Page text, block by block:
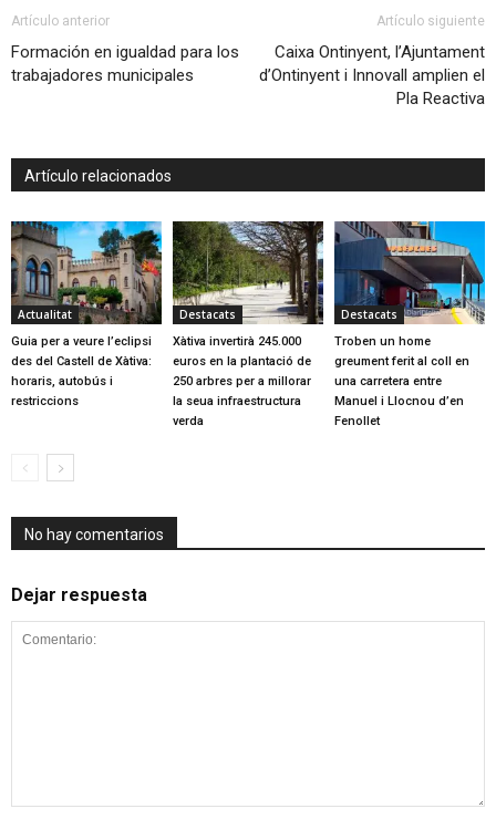
Artículo anterior
Formación en igualdad para los
trabajadores municipales
Artículo siguiente
Caixa Ontinyent, l’Ajuntament
d’Ontinyent i Innovall amplien el
Pla Reactiva
Artículo relacionados
Actualitat
Guia per a veure l’eclipsi
des del Castell de Xàtiva:
horaris, autobús i
restriccions
Destacats
Xàtiva invertirà 245.000
euros en la plantació de
250 arbres per a millorar
la seua infraestructura
verda
Destacats
Troben un home
greument ferit al coll en
una carretera entre
Manuel i Llocnou d’en
Fenollet
No hay comentarios
Dejar respuesta